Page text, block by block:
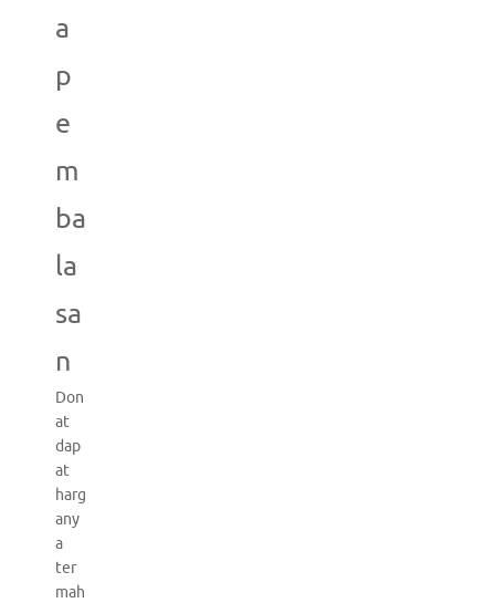
a
p
e
m
ba
la
sa
n
Don
at
dap
at
harg
any
a
ter
mah